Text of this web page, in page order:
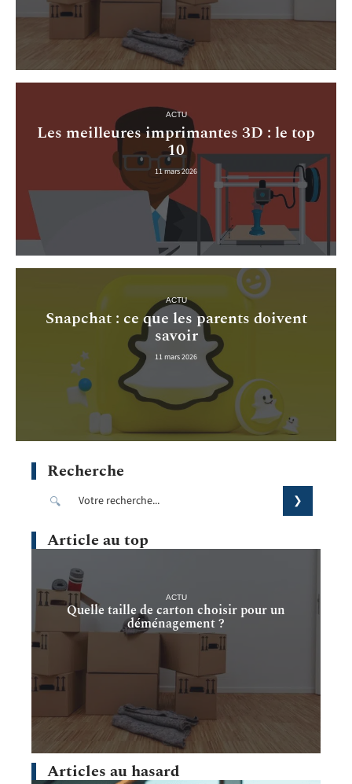
ACTU
Les meilleures imprimantes 3D : le top
10
11 mars 2026
ACTU
Snapchat : ce que les parents doivent
savoir
11 mars 2026
Recherche
Article au top
ACTU
Quelle taille de carton choisir pour un
déménagement ?
Articles au hasard